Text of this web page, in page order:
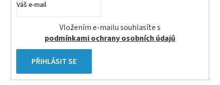
s
u
podmínkami ochrany osobních údajů
PŘIHLÁSIT SE